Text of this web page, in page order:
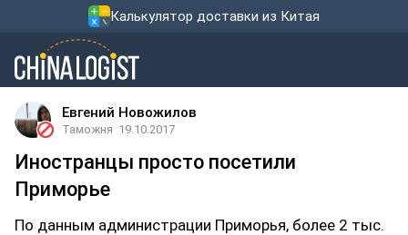
Калькулятор доставки из Китая
Евгений Новожилов
Таможня 19.10.2017
Иностранцы просто посетили
Приморье
По данным администрации Приморья, более 2 тыс.